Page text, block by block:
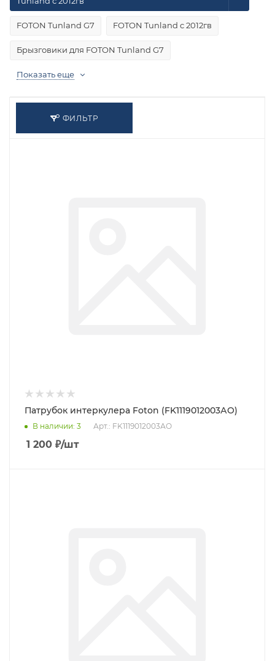
FOTON Tunland G7 FOTON Tunland с 2012гв
Брызговики для FOTON Tunland G7
Показать еще
ФИЛЬТР
Патрубок интеркулера Foton (FK1119012003АО)
В наличии: 3 Арт.: FK1119012003АО
1 200 ₽/шт